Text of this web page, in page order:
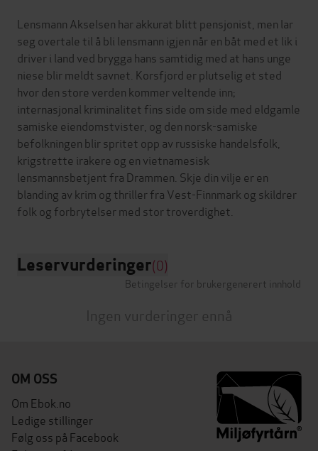
Lensmann Akselsen har akkurat blitt pensjonist, men lar
seg overtale til å bli lensmann igjen når en båt med et lik i
driver i land ved brygga hans samtidig med at hans unge
niese blir meldt savnet. Korsfjord er plutselig et sted
hvor den store verden kommer veltende inn;
internasjonal kriminalitet fins side om side med eldgamle
samiske eiendomstvister, og den norsk-samiske
befolkningen blir spritet opp av russiske handelsfolk,
krigstrette irakere og en vietnamesisk
lensmannsbetjent fra Drammen. Skje din vilje er en
blanding av krim og thriller fra Vest-Finnmark og skildrer
Leservurderinger(0)
Betingelser for brukergenerert innhold
Ingen vurderinger ennå
OM OSS
Om Ebok.no
Ledige stillinger
Følg oss på Facebook